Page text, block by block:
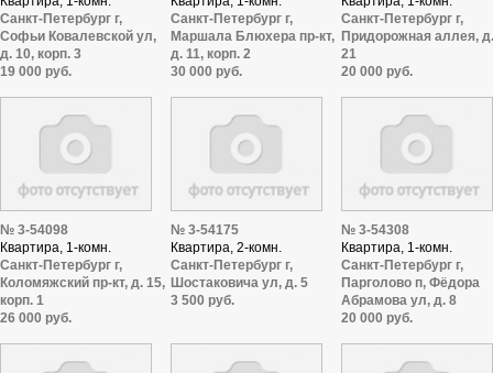
Санкт-Петербург г,
Софьи Ковалевской ул,
д. 10, корп. 3
19 000 руб.
Санкт-Петербург г,
Маршала Блюхера пр-кт,
д. 11, корп. 2
30 000 руб.
Санкт-Петербург г,
Придорожная аллея, д.
21
20 000 руб.
№ 3-54098
Квартира, 1-комн.
Санкт-Петербург г,
Коломяжский пр-кт, д. 15,
корп. 1
26 000 руб.
№ 3-54175
Квартира, 2-комн.
Санкт-Петербург г,
Шостаковича ул, д. 5
3 500 руб.
№ 3-54308
Квартира, 1-комн.
Санкт-Петербург г,
Парголово п, Фёдора
Абрамова ул, д. 8
20 000 руб.